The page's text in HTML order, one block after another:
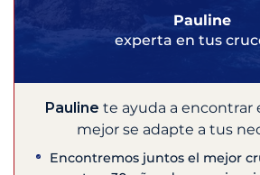
Pauline
experta en tus
Pauline te ayuda a encontrar
mejor se adapte a tus
Encontremos juntos el mejor